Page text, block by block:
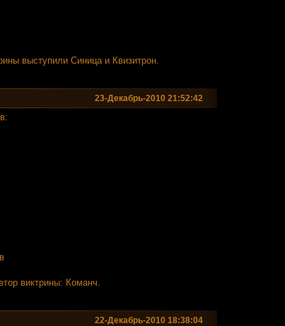
выступили Синица и Квизитрон.
23-Декабрь-2010 21:52:42
виктрины: Команч.
22-Декабрь-2010 18:38:04